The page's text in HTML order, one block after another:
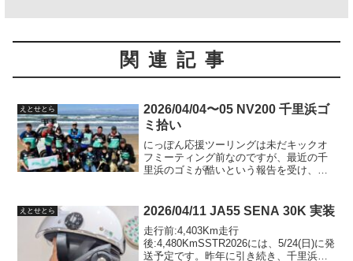
関連記事
えとせとら
2026/04/04〜05 NV200 千里浜ゴ
ミ拾い
にっぽん応援ツーリングは未だキックオ
フミーティング前なのですが、最近の千
里浜のゴミが酷いという報告を受け、わ
ベントで、4/4には有志が民宿はまなすで
えとせとら 2026/04/11 JA55 SENA 30K 実装
走行前:4,403Km走行
後:4,480KmSSTR2026には、5/24(日)に発
送予定です。昨年に引き続き、千里浜う